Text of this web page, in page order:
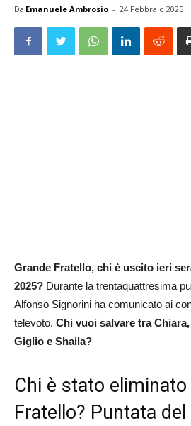
Da Emanuele Ambrosio - 24 Febbraio 2025
Grande Fratello, chi è uscito ieri
2025? Durante la trentaquattresima
Alfonso Signorini ha comunicato ai
televoto. Chi vuoi salvare tra
Giglio e Shaila?
Chi è stato eliminato
Fratello? Puntata